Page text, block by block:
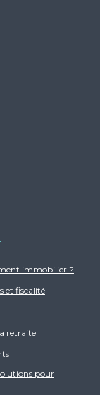
fiscalité
immobilier ?
et fiscalité
retraite
pour